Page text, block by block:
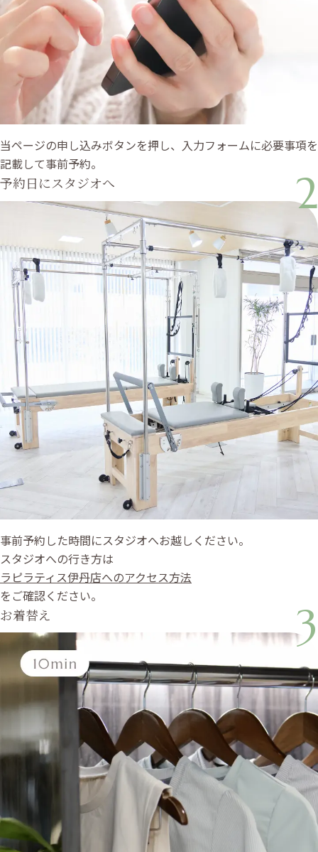
当ページの申し込みボタンを押し、入力フォームに必要事項を
記載して事前予約。
2
予約日にスタジオへ
事前予約した時間にスタジオへお越しください。
スタジオへの行き方は
ラピラティス伊丹店へのアクセス方法
をご確認ください。
3
お着替え